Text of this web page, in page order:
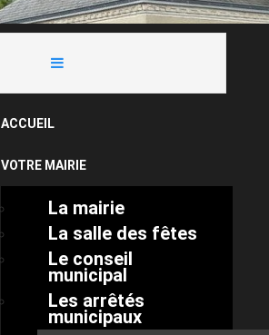
ACCUEIL
VOTRE MAIRIE
La mairie
La salle des fêtes
Le conseil
municipal
Les arrêtés
municipaux